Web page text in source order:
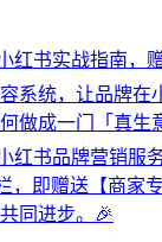
红书实战指南，
系统，让品牌在
做成一门「真
红书品牌营销服
，即赠送【商家
同进步。🎉